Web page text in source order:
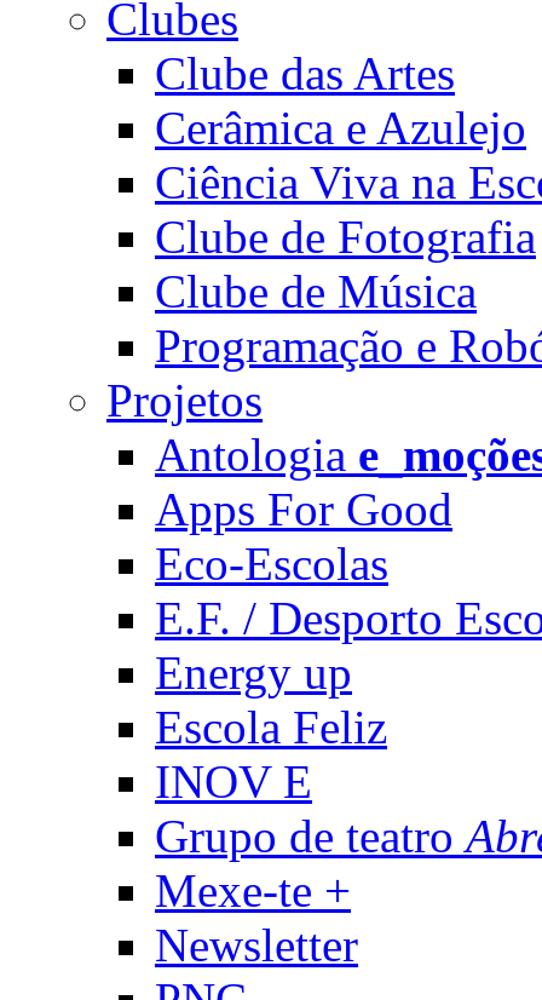
Clubes
Clube das Artes
Cerâmica e Azulejo
Ciência Viva na
Clube de Fotografia
Clube de Música
Programação e
Projetos
Antologia
Apps For Good
Eco-Escolas
E.F. / Desporto
Energy up
Escola Feliz
INOV E
Grupo de teatro
Mexe-te +
Newsletter